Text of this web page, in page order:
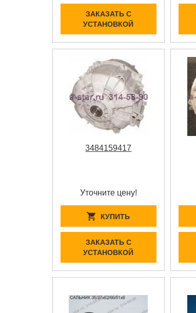
ЗАКАЗАТЬ С
УСТАНОВКОЙ
3484159417
Уточните цену!
КУПИТЬ
ЗАКАЗАТЬ С
УСТАНОВКОЙ